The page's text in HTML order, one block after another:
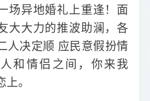
场异地婚礼上重逢！面
大大力的推波助澜，各
人决定顺 应民意假扮情
和情侣之间，你来我
。